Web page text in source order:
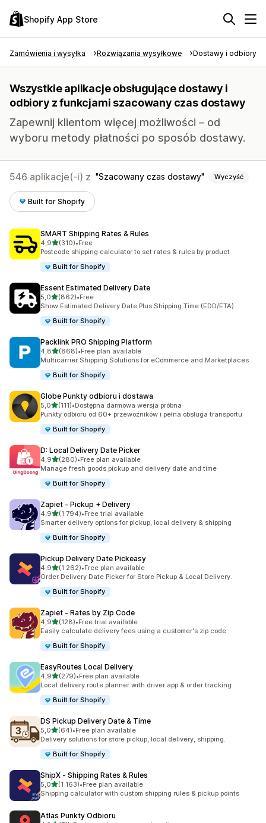
Shopify App Store
Zamówienia i wysyłka Rozwiązania wysyłkowe Dostawy i odbiory
Wszystkie aplikacje obsługujące dostawy i
odbiory z funkcjami szacowany czas dostawy
Zapewnij klientom więcej możliwości – od
wyboru metody płatności po sposób dostawy.
546 aplikacje(-i) z Szacowany czas dostawy Wyczyść
Built for Shopify
SMART Shipping Rates & Rules
4,9na 5 gwiazdek
(310)
Łączna liczba recenzji: 310
•Free
Postcode shipping calculator to set rates & rules by product
Built for Shopify
Essent Estimated Delivery Date
5,0na 5 gwiazdek
(862)
Łączna liczba recenzji: 862
•Free
Show Estimated Delivery Date Plus Shipping Time (EDD/ETA)
Built for Shopify
Packlink PRO Shipping Platform
4,8na 5 gwiazdek
(868)
Łączna liczba recenzji: 868
•Free plan available
Multicarrier Shipping Solutions for eCommerce and Marketplaces
Built for Shopify
Globe Punkty odbioru i dostawa
5,0na 5 gwiazdek
(111)
Łączna liczba recenzji: 111
•Dostępna darmowa wersja próbna
Punkty odbioru od 60+ przewoźników i pełna obsługa transportu
Built for Shopify
D: Local Delivery Date Picker
4,9na 5 gwiazdek
(280)
Łączna liczba recenzji: 280
•Free plan available
Manage fresh goods pickup and delivery date and time
Built for Shopify
Zapiet ‑ Pickup + Delivery
4,9na 5 gwiazdek
(1 794)
Łączna liczba recenzji: 1794
•Free trial available
Smarter delivery options for pickup, local delivery & shipping
Built for Shopify
Pickup Delivery Date Pickeasy
4,9na 5 gwiazdek
(1 262)
Łączna liczba recenzji: 1262
•Free plan available
Order Delivery Date Picker for Store Pickup & Local Delivery.
Built for Shopify
Zapiet ‑ Rates by Zip Code
4,9na 5 gwiazdek
(128)
Łączna liczba recenzji: 128
•Free trial available
Easily calculate delivery fees using a customer's zip code
Built for Shopify
EasyRoutes Local Delivery
4,9na 5 gwiazdek
(279)
Łączna liczba recenzji: 279
•Free plan available
Local delivery route planner with driver app & order tracking
Built for Shopify
DS Pickup Delivery Date & Time
5,0na 5 gwiazdek
(64)
Łączna liczba recenzji: 64
•Free plan available
Delivery solutions for store pickup, local delivery, shipping.
Built for Shopify
ShipX ‑ Shipping Rates & Rules
5,0na 5 gwiazdek
(1 163)
Łączna liczba recenzji: 1163
•Free plan available
Shipping calculator with custom shipping rules & pickup points
Atlas Punkty Odbioru